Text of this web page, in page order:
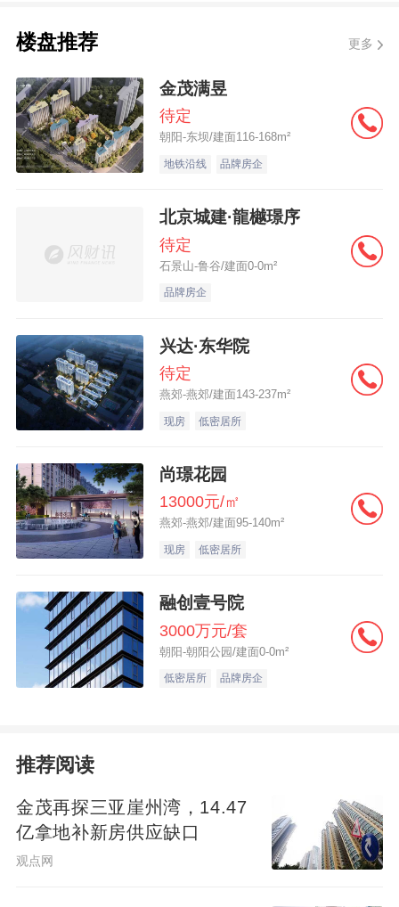
楼盘推荐 更多
金茂满昱
待定
朝阳-东坝/建面116-168m²
地铁沿线 品牌房企
北京城建·龍樾璟序
待定
石景山-鲁谷/建面0-0m²
品牌房企
兴达·东华院
待定
燕郊-燕郊/建面143-237m²
现房 低密居所
尚璟花园
13000元/㎡
燕郊-燕郊/建面95-140m²
现房 低密居所
融创壹号院
3000万元/套
朝阳-朝阳公园/建面0-0m²
低密居所 品牌房企
推荐阅读
金茂再探三亚崖州湾，14.47
亿拿地补新房供应缺口
观点网